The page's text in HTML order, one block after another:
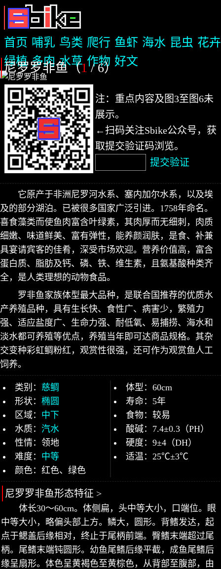
首页 哺乳 鸟类 爬行 鱼虾 海水 昆虫 花卉
绿植 多肉 水草 作物 好文
尼罗罗非鱼（1/ 6）
注：重点内容及图3至图6未
展示。
←扫码关注Sbike公众号，获
取提交验证码浏览。
提交验证
它原产于非洲尼罗河水系、塞内加尔水系，以及埃
及的部分湖泊。已被很多国家广泛引进。1758年命名。
喜食藻类而使鱼肉富含叶绿素，其肉厚而无细刺，肉质
细嫩、味道鲜美、富有弹性，能养颜润肤，是食、补兼
具宴请宾客的佳肴，深受市场欢迎。营养价值高，富含
蛋白质、脂肪及钙、磷、铁、维生素，且氨基酸种类齐
全，是人类理想的动物食品。
罗非鱼家族体型最大品种，是联合国推荐的优质水
产养殖品种，具有生长快、食性广、病害少，繁殖力
强、适应盐度广、生命力强、耐低氧、易捕捞、海水和
淡水都可养殖等优点，养殖当年即可达商品规格。其杂
交变种彩虹鲷粉红，观赏性很强，还可作为观赏鱼人工
饲养。
类别： 慈鲷
形状： 椭圆
区域： 中下
水质： 汽水
性情：领地
难度： 中等
颜色：红色、绿色
体型：60cm
寿命：5年
食物：较易
酸碱：7.4±0.3（PH）
硬度：9±4（DH）
适温：25℃±3℃
尼罗罗非鱼形态特征 >
体长30～60cm。体侧扁，头中等大小，口端位。眼
中等大小，略偏头部上方。鳞大，圆形。背鳍发达，起
点于鳃盖后缘相对，终止于尾柄前端。臀鳍末端超过尾
柄。尾鳍末端钝圆形。幼鱼尾鳍后缘平截，成鱼尾鳍后
缘呈扇形。体色呈黄褐色至黄棕色，从背部至腹部，由